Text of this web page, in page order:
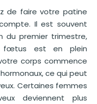
de faire votre patine
Il est souvent
du premier trimestre,
fœtus est en plein
corps commence
ce qui peut
Certaines femmes
deviennent plus